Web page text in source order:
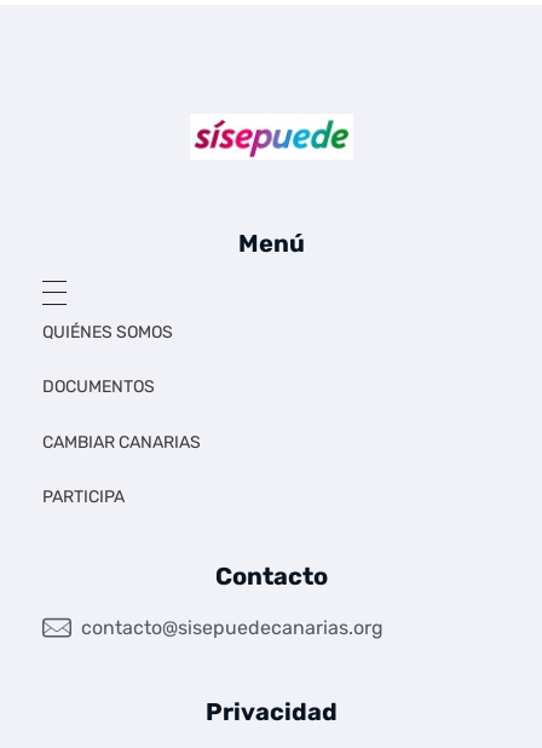
Menú
QUIÉNES SOMOS
DOCUMENTOS
CAMBIAR CANARIAS
PARTICIPA
Contacto
contacto@sisepuedecanarias.org
Privacidad